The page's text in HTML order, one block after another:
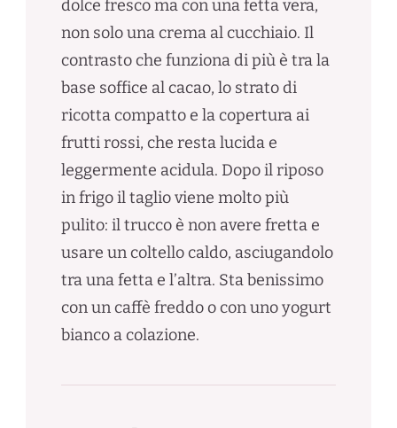
dolce fresco ma con una fetta vera,
non solo una crema al cucchiaio. Il
contrasto che funziona di più è tra la
base soffice al cacao, lo strato di
ricotta compatto e la copertura ai
frutti rossi, che resta lucida e
leggermente acidula. Dopo il riposo
in frigo il taglio viene molto più
pulito: il trucco è non avere fretta e
usare un coltello caldo, asciugandolo
tra una fetta e l’altra. Sta benissimo
con un caffè freddo o con uno yogurt
bianco a colazione.